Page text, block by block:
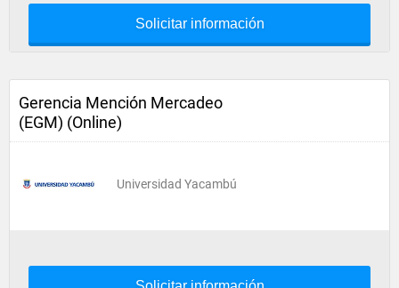
Solicitar información
Gerencia Mención Mercadeo
(EGM) (Online)
Universidad Yacambú